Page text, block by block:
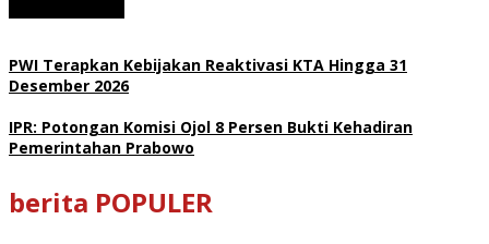
PWI Terapkan Kebijakan Reaktivasi KTA Hingga 31
Desember 2026
IPR: Potongan Komisi Ojol 8 Persen Bukti Kehadiran
Pemerintahan Prabowo
berita POPULER